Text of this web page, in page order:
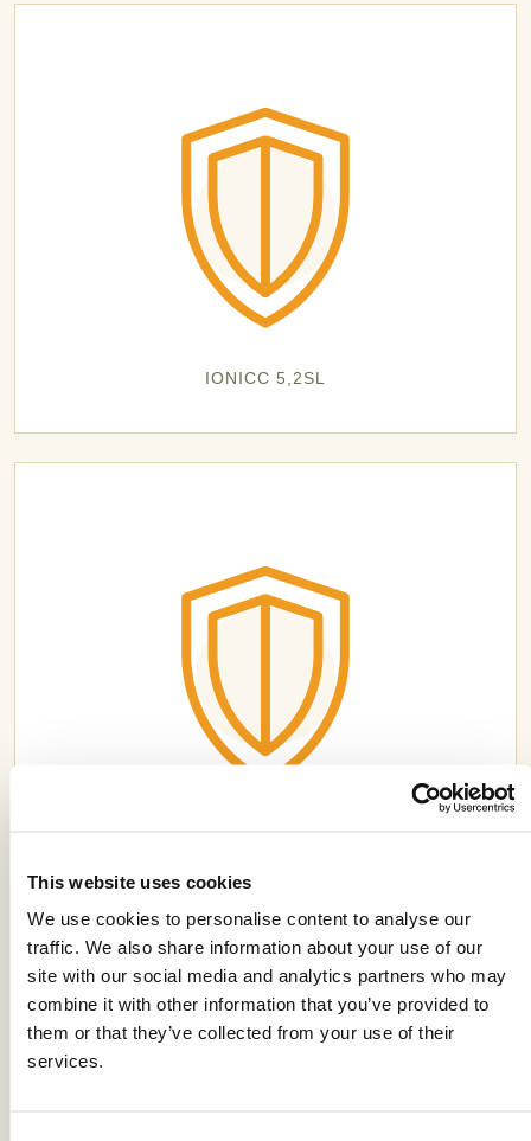
This website uses cookies
We use cookies to personalise content to analyse our
traffic. We also share information about your use of our
site with our social media and analytics partners who may
combine it with other information that you’ve provided to
them or that they’ve collected from your use of their
services.
IONICC 5,2SL